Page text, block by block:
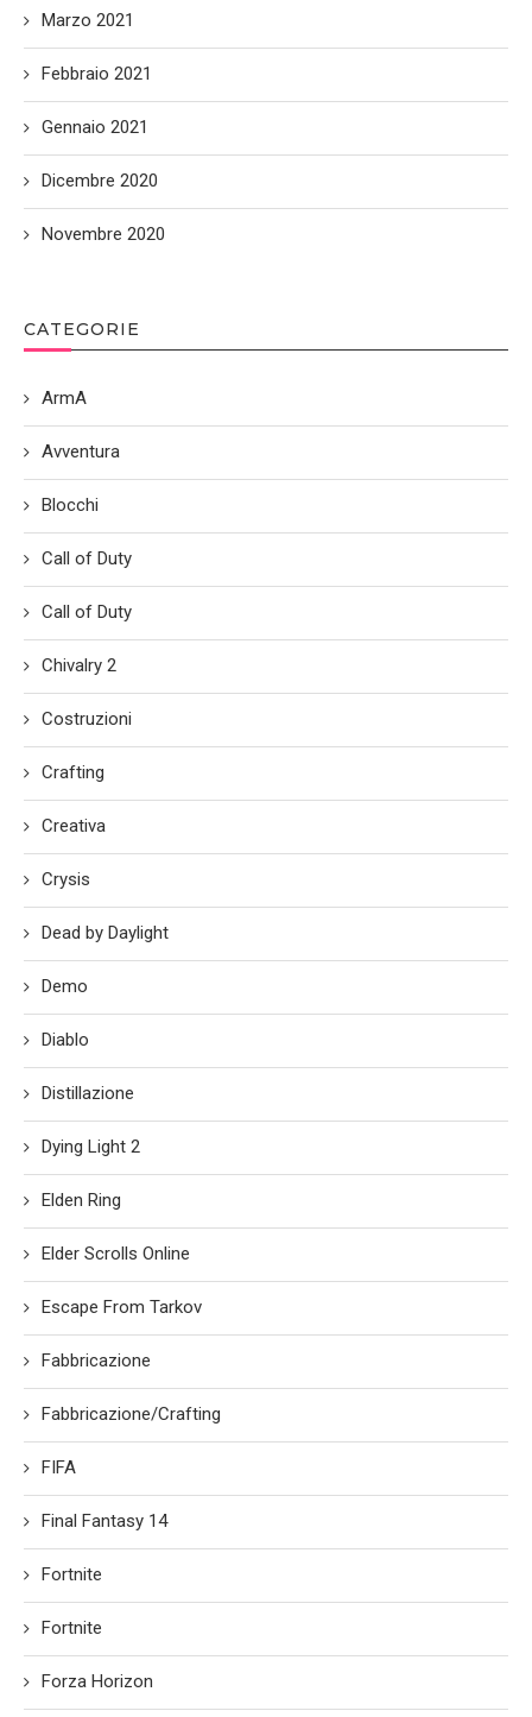
Marzo 2021
Febbraio 2021
Gennaio 2021
Dicembre 2020
Novembre 2020
CATEGORIE
ArmA
Avventura
Blocchi
Call of Duty
Call of Duty
Chivalry 2
Costruzioni
Crafting
Creativa
Crysis
Dead by Daylight
Demo
Diablo
Distillazione
Dying Light 2
Elden Ring
Elder Scrolls Online
Escape From Tarkov
Fabbricazione
Fabbricazione/Crafting
FIFA
Final Fantasy 14
Fortnite
Fortnite
Forza Horizon